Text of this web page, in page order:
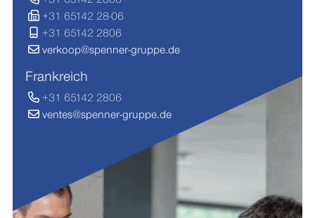
+31 65142 28-06
+31 65142 2806
verkoop@spenner-gruppe.de
Frankreich
+31 65142 2806
ventes@spenner-gruppe.de